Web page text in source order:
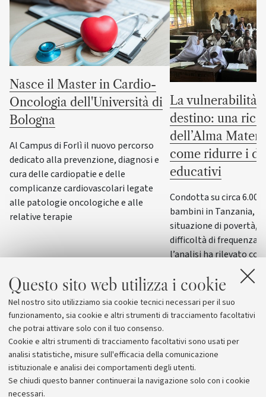
Questo sito web utilizza i cookie
Nel nostro sito utilizziamo sia cookie tecnici necessari per il suo
funzionamento, sia cookie e altri strumenti di tracciamento facoltativi
che potrai attivare solo con il tuo consenso.
Cookie e altri strumenti di tracciamento facoltativi sono usati per
analisi statistiche, misure sull'efficacia della comunicazione
istituzionale e analisi dei comportamenti degli utenti.
Se chiudi questo banner continuerai la navigazione solo con i cookie
necessari.
Nasce il Master in Cardio-
Oncologia dell'Università di
Bologna
Al Campus di Forlì il nuovo percorso
dedicato alla prevenzione, diagnosi e
cura delle cardiopatie e delle
complicanze cardiovascolari legate
alle patologie oncologiche e alle
relative terapie
La vulnerabilità
destino: una
dell’Alma Mater
come ridurre i
educativi
Condotta su circa
bambini in Tanzania, di
situazione di povertà,
difficoltà di frequenza
l’analisi ha rilevato
mirati di recupero
e condizioni favorevoli
le disuguaglianze
e nel percorso